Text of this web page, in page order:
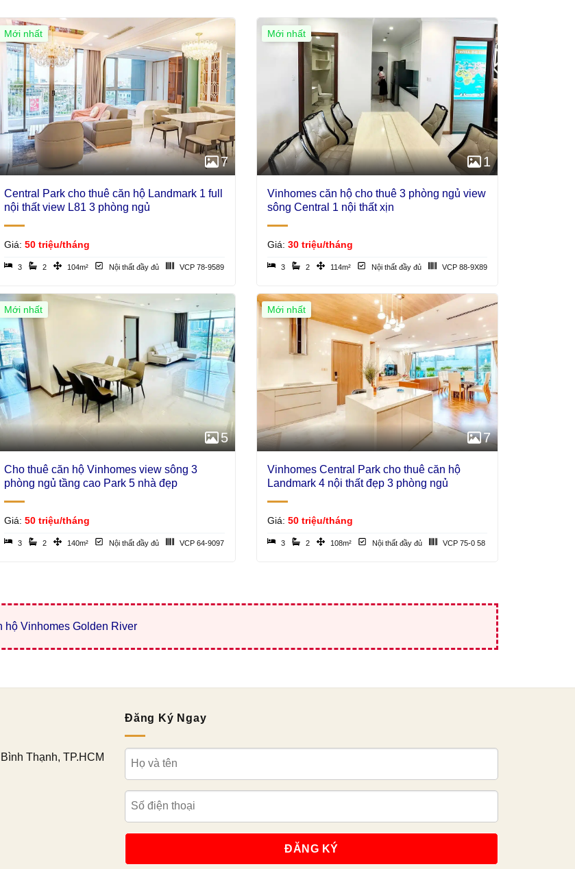
Mới nhất
7
Central Park cho thuê căn hộ Landmark 1 full
nội thất view L81 3 phòng ngủ
Giá:50 triệu/tháng
3 2 104m² Nội thất đầy đủ VCP 78-9589
Mới nhất Giá Tốt
1
Vinhomes căn hộ cho thuê 3 phòng ngủ view
sông Central 1 nội thất xịn
Giá: 30 triệu/tháng
3 2 114m² Nội thất đầy đủ VCP 88-9X89
Mới nhất
5
Cho thuê căn hộ Vinhomes view sông 3
phòng ngủ tầng cao Park 5 nhà đẹp
Giá:50 triệu/tháng
3 2 140m² Nội thất đầy đủ VCP 64-9097
Mới nhất
7
Vinhomes Central Park cho thuê căn hộ
Landmark 4 nội thất đẹp 3 phòng ngủ
Giá: 50 triệu/tháng
3 2 108m² Nội thất đầy đủ VCP 75-0 58
hộ Vinhomes Golden River
Thạnh, TP.HCM
Đăng Ký Ngay